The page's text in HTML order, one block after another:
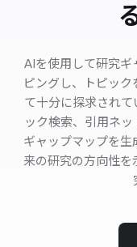
AIを使用して研究ギ
ピングし、トピッ
て十分に探求され
ック検索、引用ネッ
ギャップマップを
来の研究の方向性